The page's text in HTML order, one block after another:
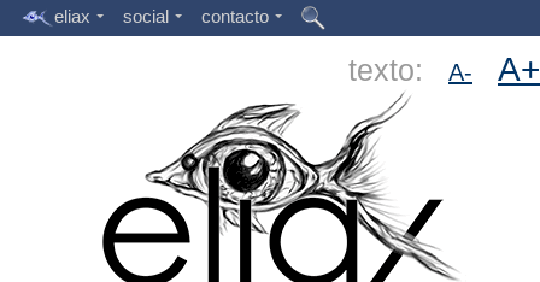
eliax social contacto
texto: A- A+